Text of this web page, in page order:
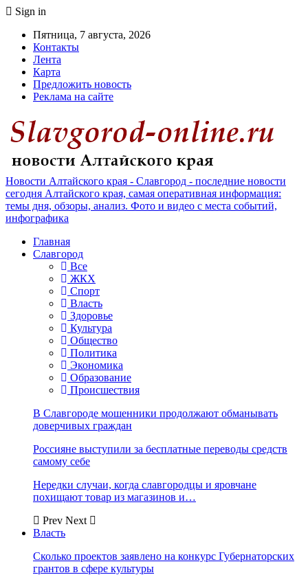
Sign in
Пятница, 7 августа, 2026
Контакты
Лента
Карта
Предложить новость
Реклама на сайте
Новости Алтайского края - Славгород - последние новости
сегодня Алтайского края, самая оперативная информация:
темы дня, обзоры, анализ. Фото и видео с места событий,
инфографика
Главная
Славгород
Все
ЖКХ
Спорт
Власть
Здоровье
Культура
Общество
Политика
Экономика
Образование
Происшествия
В Славгороде мошенники продолжают обманывать
доверчивых граждан
Россияне выступили за бесплатные переводы средств
самому себе
Нередки случаи, когда славгородцы и яровчане
похищают товар из магазинов и…
Prev Next
Власть
Сколько проектов заявлено на конкурс Губернаторских
грантов в сфере культуры